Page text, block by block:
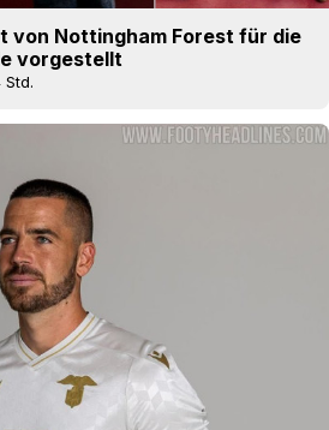
von Nottingham Forest für die
vorgestellt
Std.